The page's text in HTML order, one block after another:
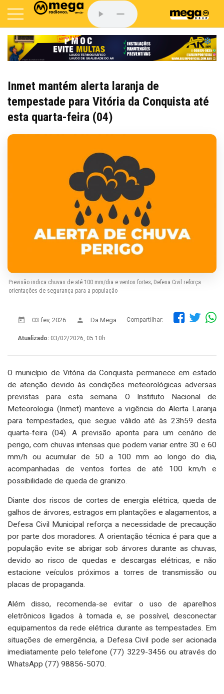
Inmet mantém alerta laranja de
tempestade para Vitória da Conquista até
esta quarta-feira (04)
Previsão indica chuvas de até 100 mm/dia e ventos fortes; Defesa Civil reforça
orientações de segurança para a população
03 fev, 2026 Da Mega Compartilhar:
Atualizado: 03/02/2026, 05:10h
O município de Vitória da Conquista permanece em estado
de atenção devido às condições meteorológicas adversas
previstas para esta semana. O Instituto Nacional de
Meteorologia (Inmet) manteve a vigência do Alerta Laranja
para tempestades, que segue válido até às 23h59 desta
quarta-feira (04). A previsão aponta para um cenário de
perigo, com chuvas intensas que podem variar entre 30 e 60
mm/h ou acumular de 50 a 100 mm ao longo do dia,
acompanhadas de ventos fortes de até 100 km/h e
possibilidade de queda de granizo.
Diante dos riscos de cortes de energia elétrica, queda de
galhos de árvores, estragos em plantações e alagamentos, a
Defesa Civil Municipal reforça a necessidade de precaução
por parte dos moradores. A orientação técnica é para que a
população evite se abrigar sob árvores durante as chuvas,
devido ao risco de quedas e descargas elétricas, e não
estacione veículos próximos a torres de transmissão ou
placas de propaganda.
Além disso, recomenda-se evitar o uso de aparelhos
eletrônicos ligados à tomada e, se possível, desconectar
equipamentos da rede elétrica durante as tempestades. Em
situações de emergência, a Defesa Civil pode ser acionada
imediatamente pelo telefone (77) 3229-3456 ou através do
WhatsApp (77) 98856-5070.